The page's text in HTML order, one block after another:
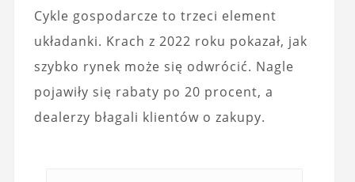
Cykle gospodarcze to trzeci element
układanki. Krach z 2022 roku pokazał, jak
szybko rynek może się odwrócić. Nagle
pojawiły się rabaty po 20 procent, a
dealerzy błagali klientów o zakupy.